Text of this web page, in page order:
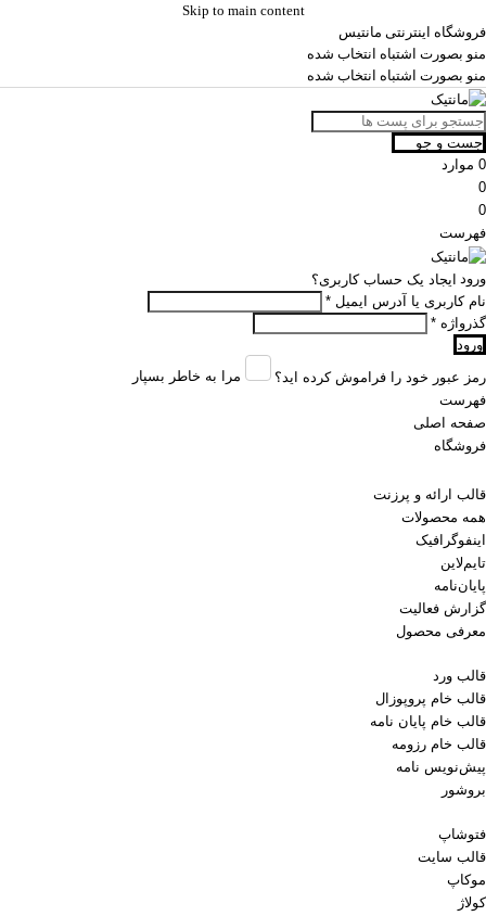
Skip to main content
فروشگاه اینترنتی مانتیس
منو بصورت اشتباه انتخاب شده
منو بصورت اشتباه انتخاب شده
جست و جو
0 موارد
0
0
فهرست
ورود ایجاد یک حساب کاربری؟
نام کاربری یا آدرس ایمیل *
گذرواژه *
ورود
رمز عبور خود را فراموش کرده اید؟
مرا به خاطر بسپار
فهرست
صفحه اصلی
فروشگاه
قالب ارائه و پرزنت
همه محصولات
اینفوگرافیک
تایم‌لاین
پایان‌نامه
گزارش فعالیت
معرفی محصول
قالب ورد
قالب خام پروپوزال
قالب خام پایان نامه
قالب خام رزومه
پیش‌نویس نامه
بروشور
فتوشاپ
قالب سایت
موکاپ
کولاژ